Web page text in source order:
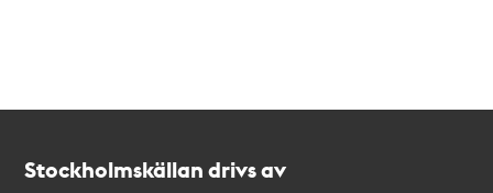
Stockholmskällan drivs av